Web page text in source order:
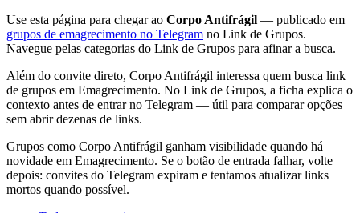
Use esta página para chegar ao Corpo Antifrágil — publicado em
grupos de emagrecimento no Telegram no Link de Grupos.
Navegue pelas categorias do Link de Grupos para afinar a busca.
Além do convite direto, Corpo Antifrágil interessa quem busca link
de grupos em Emagrecimento. No Link de Grupos, a ficha explica o
contexto antes de entrar no Telegram — útil para comparar opções
sem abrir dezenas de links.
Grupos como Corpo Antifrágil ganham visibilidade quando há
novidade em Emagrecimento. Se o botão de entrada falhar, volte
depois: convites do Telegram expiram e tentamos atualizar links
mortos quando possível.